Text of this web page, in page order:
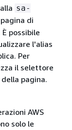
sa-
di
possibile
l'alias
Per
il selettore
pagina.
AWS
solo le